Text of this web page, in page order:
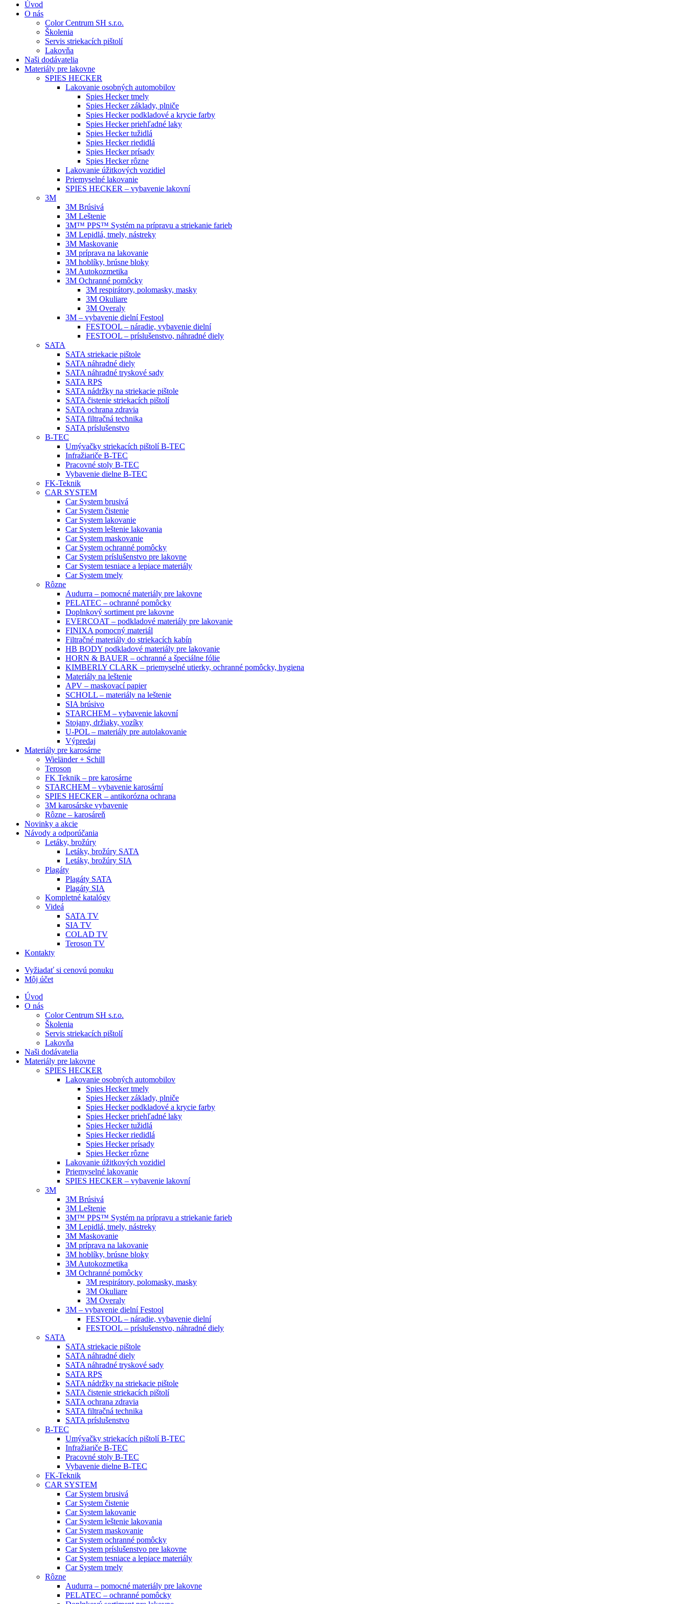
Úvod
O nás
Color Centrum SH s.r.o.
Školenia
Servis striekacích pištolí
Lakovňa
Naši dodávatelia
Materiály pre lakovne
SPIES HECKER
Lakovanie osobných automobilov
Spies Hecker tmely
Spies Hecker základy, plniče
Spies Hecker podkladové a krycie farby
Spies Hecker priehľadné laky
Spies Hecker tužidlá
Spies Hecker riedidlá
Spies Hecker prísady
Spies Hecker rôzne
Lakovanie úžitkových vozidiel
Priemyselné lakovanie
SPIES HECKER – vybavenie lakovní
3M
3M Brúsivá
3M Leštenie
3M™ PPS™ Systém na prípravu a striekanie farieb
3M Lepidlá, tmely, nástreky
3M Maskovanie
3M príprava na lakovanie
3M hoblíky, brúsne bloky
3M Autokozmetika
3M Ochranné pomôcky
3M respirátory, polomasky, masky
3M Okuliare
3M Overaly
3M – vybavenie dielní Festool
FESTOOL – náradie, vybavenie dielní
FESTOOL – príslušenstvo, náhradné diely
SATA
SATA striekacie pištole
SATA náhradné diely
SATA náhradné tryskové sady
SATA RPS
SATA nádržky na striekacie pištole
SATA čistenie striekacích pištolí
SATA ochrana zdravia
SATA filtračná technika
SATA príslušenstvo
B-TEC
Umývačky striekacích pištolí B-TEC
Infražiariče B-TEC
Pracovné stoly B-TEC
Vybavenie dielne B-TEC
FK-Teknik
CAR SYSTEM
Car System brusivá
Car System čistenie
Car System lakovanie
Car System leštenie lakovania
Car System maskovanie
Car System ochranné pomôcky
Car System príslušenstvo pre lakovne
Car System tesniace a lepiace materiály
Car System tmely
Rôzne
Audurra – pomocné materiály pre lakovne
PELATEC – ochranné pomôcky
Doplnkový sortiment pre lakovne
EVERCOAT – podkladové materiály pre lakovanie
FINIXA pomocný materiál
Filtračné materiály do striekacích kabín
HB BODY podkladové materiály pre lakovanie
HORN & BAUER – ochranné a špeciálne fólie
KIMBERLY CLARK – priemyselné utierky, ochranné pomôcky, hygiena
Materiály na leštenie
APV – maskovací papier
SCHOLL – materiály na leštenie
SIA brúsivo
STARCHEM – vybavenie lakovní
Stojany, držiaky, vozíky
U-POL – materiály pre autolakovanie
Výpredaj
Materiály pre karosárne
Wieländer + Schill
Teroson
FK Teknik – pre karosárne
STARCHEM – vybavenie karosární
SPIES HECKER – antikorózna ochrana
3M karosárske vybavenie
Rôzne – karosáreň
Novinky a akcie
Návody a odporúčania
Letáky, brožúry
Letáky, brožúry SATA
Letáky, brožúry SIA
Plagáty
Plagáty SATA
Plagáty SIA
Kompletné katalógy
Videá
SATA TV
SIA TV
COLAD TV
Teroson TV
Kontakty
Vyžiadať si cenovú ponuku
Môj účet
Úvod
O nás
Color Centrum SH s.r.o.
Školenia
Servis striekacích pištolí
Lakovňa
Naši dodávatelia
Materiály pre lakovne
SPIES HECKER
Lakovanie osobných automobilov
Spies Hecker tmely
Spies Hecker základy, plniče
Spies Hecker podkladové a krycie farby
Spies Hecker priehľadné laky
Spies Hecker tužidlá
Spies Hecker riedidlá
Spies Hecker prísady
Spies Hecker rôzne
Lakovanie úžitkových vozidiel
Priemyselné lakovanie
SPIES HECKER – vybavenie lakovní
3M
3M Brúsivá
3M Leštenie
3M™ PPS™ Systém na prípravu a striekanie farieb
3M Lepidlá, tmely, nástreky
3M Maskovanie
3M príprava na lakovanie
3M hoblíky, brúsne bloky
3M Autokozmetika
3M Ochranné pomôcky
3M respirátory, polomasky, masky
3M Okuliare
3M Overaly
3M – vybavenie dielní Festool
FESTOOL – náradie, vybavenie dielní
FESTOOL – príslušenstvo, náhradné diely
SATA
SATA striekacie pištole
SATA náhradné diely
SATA náhradné tryskové sady
SATA RPS
SATA nádržky na striekacie pištole
SATA čistenie striekacích pištolí
SATA ochrana zdravia
SATA filtračná technika
SATA príslušenstvo
B-TEC
Umývačky striekacích pištolí B-TEC
Infražiariče B-TEC
Pracovné stoly B-TEC
Vybavenie dielne B-TEC
FK-Teknik
CAR SYSTEM
Car System brusivá
Car System čistenie
Car System lakovanie
Car System leštenie lakovania
Car System maskovanie
Car System ochranné pomôcky
Car System príslušenstvo pre lakovne
Car System tesniace a lepiace materiály
Car System tmely
Rôzne
Audurra – pomocné materiály pre lakovne
PELATEC – ochranné pomôcky